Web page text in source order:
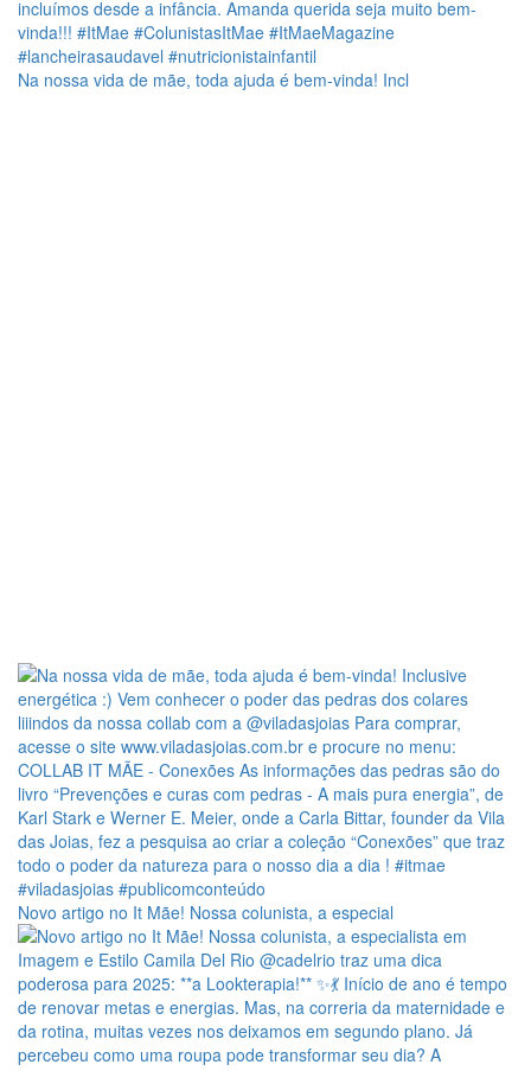
Na nossa vida de mãe, toda ajuda é bem-vinda! Incl
Novo artigo no It Mãe! Nossa colunista, a especial